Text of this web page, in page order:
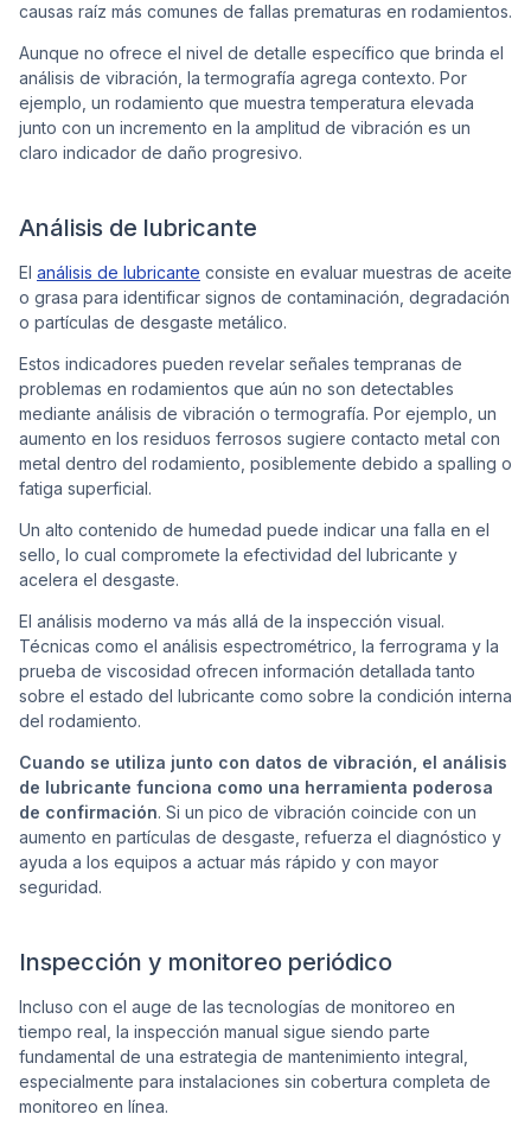
causas raíz más comunes de fallas prematuras en rodamientos.
Aunque no ofrece el nivel de detalle específico que brinda el
análisis de vibración, la termografía agrega contexto. Por
ejemplo, un rodamiento que muestra temperatura elevada
junto con un incremento en la amplitud de vibración es un
claro indicador de daño progresivo.
Análisis de lubricante
El análisis de lubricante consiste en evaluar muestras de aceite
o grasa para identificar signos de contaminación, degradación
o partículas de desgaste metálico.
Estos indicadores pueden revelar señales tempranas de
problemas en rodamientos que aún no son detectables
mediante análisis de vibración o termografía. Por ejemplo, un
aumento en los residuos ferrosos sugiere contacto metal con
metal dentro del rodamiento, posiblemente debido a spalling o
fatiga superficial.
Un alto contenido de humedad puede indicar una falla en el
sello, lo cual compromete la efectividad del lubricante y
acelera el desgaste.
El análisis moderno va más allá de la inspección visual.
Técnicas como el análisis espectrométrico, la ferrograma y la
prueba de viscosidad ofrecen información detallada tanto
sobre el estado del lubricante como sobre la condición interna
del rodamiento.
Cuando se utiliza junto con datos de vibración, el análisis
de lubricante funciona como una herramienta poderosa
de confirmación. Si un pico de vibración coincide con un
aumento en partículas de desgaste, refuerza el diagnóstico y
ayuda a los equipos a actuar más rápido y con mayor
seguridad.
Inspección y monitoreo periódico
Incluso con el auge de las tecnologías de monitoreo en
tiempo real, la inspección manual sigue siendo parte
fundamental de una estrategia de mantenimiento integral,
especialmente para instalaciones sin cobertura completa de
monitoreo en línea.